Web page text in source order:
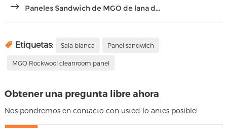
Paneles Sandwich de MGO de lana d...
Etiquetas: Sala blanca Panel sandwich
MGO Rockwool cleanroom panel
Obtener una pregunta libre ahora
Nos pondremos en contacto con usted lo antes posible!